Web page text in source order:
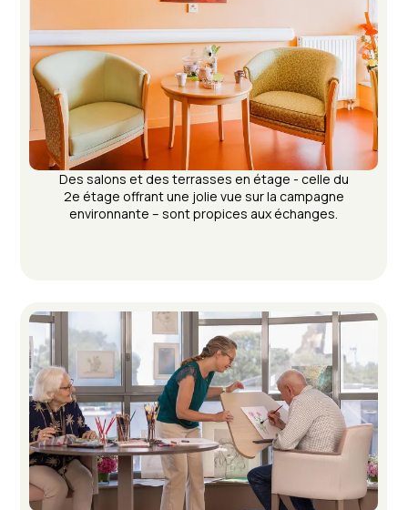
Des salons et des terrasses en étage - celle du
2e étage offrant une jolie vue sur la campagne
environnante – sont propices aux échanges.